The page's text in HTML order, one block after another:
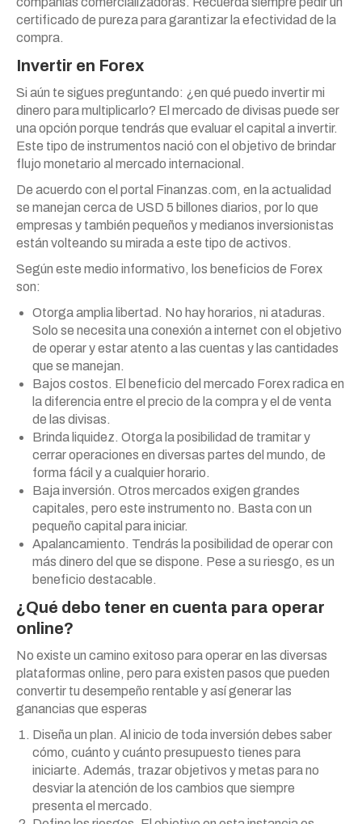
certificado de pureza para garantizar la efectividad de la
compra.
Invertir en Forex
Si aún te sigues preguntando: ¿en qué puedo invertir mi
dinero para multiplicarlo? El mercado de divisas puede ser
una opción porque tendrás que evaluar el capital a invertir.
Este tipo de instrumentos nació con el objetivo de brindar
flujo monetario al mercado internacional.
De acuerdo con el portal Finanzas.com, en la actualidad
se manejan cerca de USD 5 billones diarios, por lo que
empresas y también pequeños y medianos inversionistas
están volteando su mirada a este tipo de activos.
Según este medio informativo, los beneficios de Forex
son:
Otorga amplia libertad. No hay horarios, ni ataduras.
Solo se necesita una conexión a internet con el objetivo
de operar y estar atento a las cuentas y las cantidades
que se manejan.
Bajos costos. El beneficio del mercado Forex radica en
la diferencia entre el precio de la compra y el de venta
de las divisas.
Brinda liquidez. Otorga la posibilidad de tramitar y
cerrar operaciones en diversas partes del mundo, de
forma fácil y a cualquier horario.
Baja inversión. Otros mercados exigen grandes
capitales, pero este instrumento no. Basta con un
pequeño capital para iniciar.
Apalancamiento. Tendrás la posibilidad de operar con
más dinero del que se dispone. Pese a su riesgo, es un
beneficio destacable.
¿Qué debo tener en cuenta para operar
online?
No existe un camino exitoso para operar en las diversas
plataformas online, pero para existen pasos que pueden
convertir tu desempeño rentable y así generar las
ganancias que esperas
Diseña un plan. Al inicio de toda inversión debes saber
cómo, cuánto y cuánto presupuesto tienes para
iniciarte. Además, trazar objetivos y metas para no
desviar la atención de los cambios que siempre
presenta el mercado.